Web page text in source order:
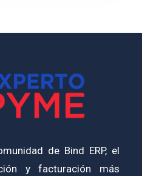
de Bind ERP, el
y facturación más